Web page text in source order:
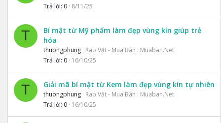
Trả lời 0 8/11/25
T
Bí mật từ Mỹ phẩm làm đẹp vùng kín giúp trẻ
hóa
thuongphung Rao Vặt - Mua Bán : Muaban.Net
Trả lời 0 16/10/25
T Giải mã bí mật từ Kem làm đẹp vùng kín tự nhiên
thuongphung Rao Vặt - Mua Bán : Muaban.Net
Trả lời 0 16/10/25